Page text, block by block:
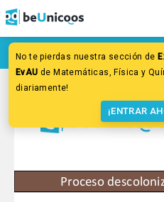
No te pierdas nuestra sección de
EvAU de Matemáticas, Física y
diariamente!
¡ENTRAR